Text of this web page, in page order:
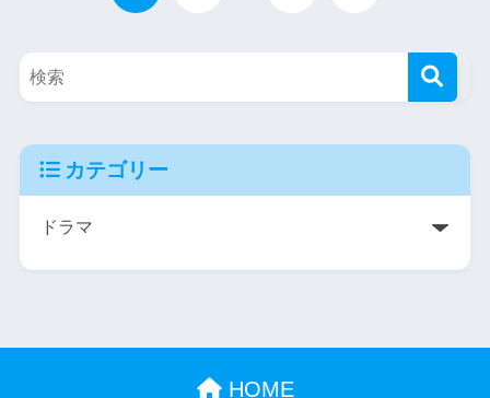
カテゴリー
HOME